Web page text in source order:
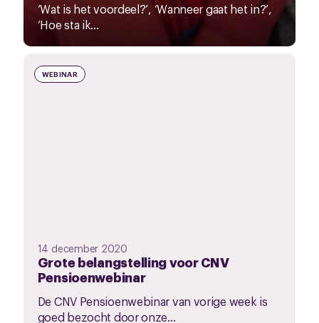
‘Wat is het voordeel?’, ‘Wanneer gaat het in?’,
‘Hoe sta ik...
WEBINAR
14 december 2020
Grote belangstelling voor CNV
Pensioenwebinar
De CNV Pensioenwebinar van vorige week is
goed bezocht door onze...